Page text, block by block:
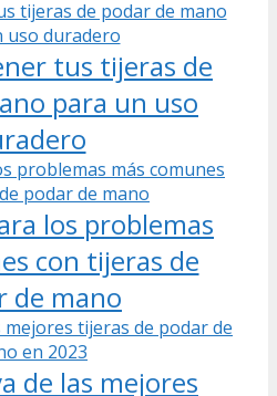
tus tijeras de
para un uso
los problemas
con tijeras de
de mano
de las mejores